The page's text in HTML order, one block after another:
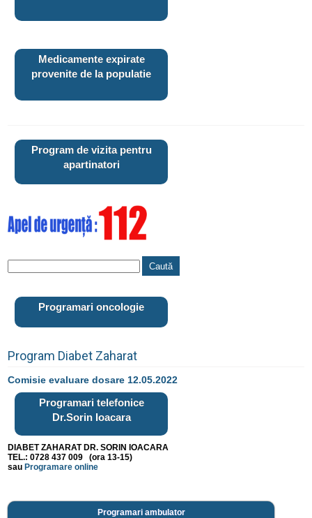
Medicamente expirate
provenite de la populatie
Program de vizita pentru
apartinatori
Programari oncologie
Program Diabet Zaharat
Comisie evaluare dosare 12.05.2022
Programari telefonice
Dr.Sorin Ioacara
DIABET ZAHARAT DR. SORIN IOACARA
TEL.: 0728 437 009 (ora 13-15)
sau Programare online
Programari ambulator